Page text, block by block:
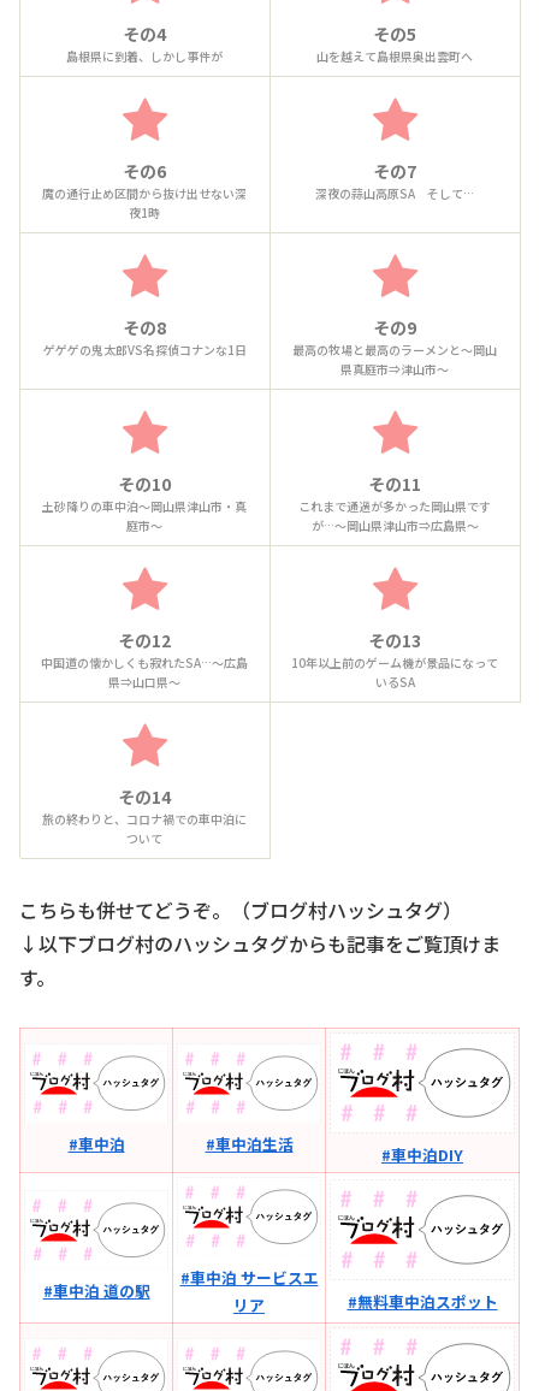
その4
島根県に到着、しかし事件が
その5
山を越えて島根県奥出雲町へ
その6
魔の通行止め区間から抜け出せない深
夜1時
その7
深夜の蒜山高原SA そして…
その8
ゲゲゲの鬼太郎VS名探偵コナンな1日
その9
最高の牧場と最高のラーメンと～岡山
県真庭市⇒津山市～
その10
土砂降りの車中泊～岡山県津山市・真
庭市～
その11
これまで通過が多かった岡山県です
が…～岡山県津山市⇒広島県～
その12
中国道の懐かしくも寂れたSA…～広島
県⇒山口県～
その13
10年以上前のゲーム機が景品になって
いるSA
その14
旅の終わりと、コロナ禍での車中泊に
ついて
こちらも併せてどうぞ。（ブログ村ハッシュタグ）
↓以下ブログ村のハッシュタグからも記事をご覧頂けま
す。
#車中泊 #車中泊生活
#車中泊DIY
#車中泊 道の駅
#車中泊 サービスエ
リア
#無料車中泊スポット